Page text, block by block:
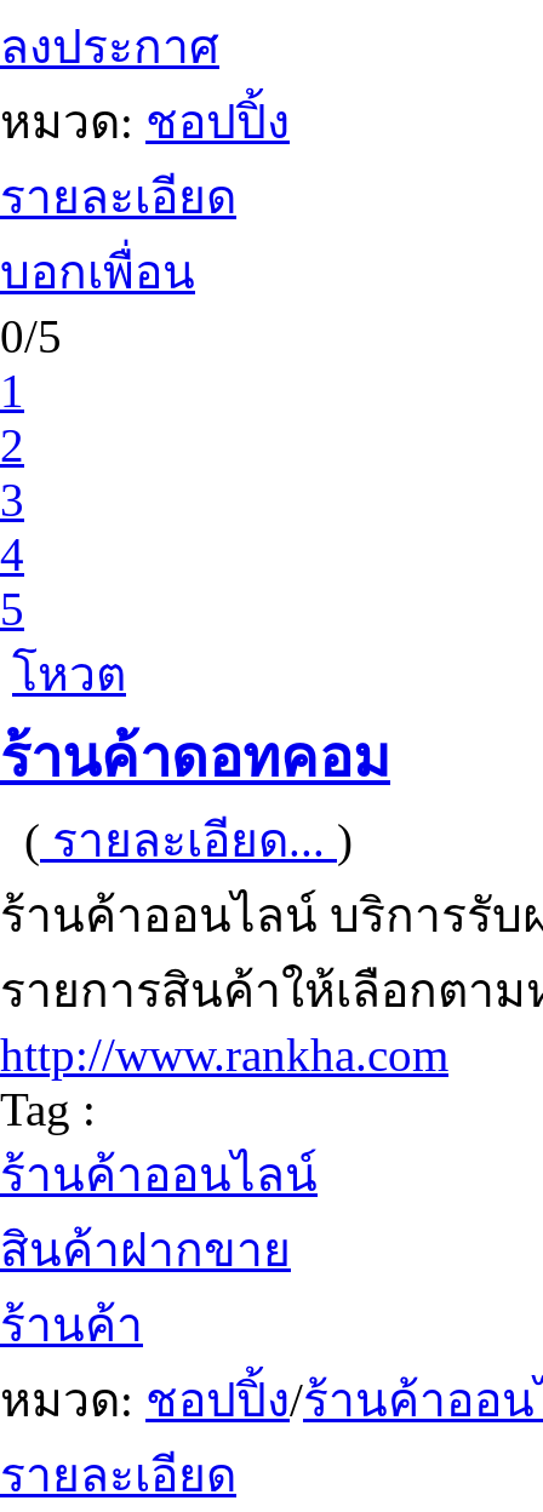
ลงประกาศ
หมวด: ชอปปิ้ง
รายละเอียด
บอกเพื่อน
0/5
1
2
3
4
5
โหวต
ร้านค้าดอทคอม
( รายละเอียด... )
ร้านค้าออนไลน์ บริการรั
รายการสินค้าให้เลือกตา
http://www.rankha.com
Tag :
ร้านค้าออนไลน์
สินค้าฝากขาย
ร้านค้า
หมวด: ชอปปิ้ง/ร้านค้าออ
รายละเอียด